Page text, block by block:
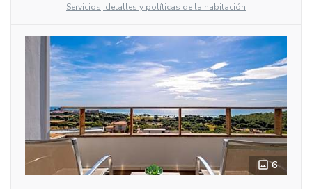
Servicios, detalles y políticas de la habitación
6